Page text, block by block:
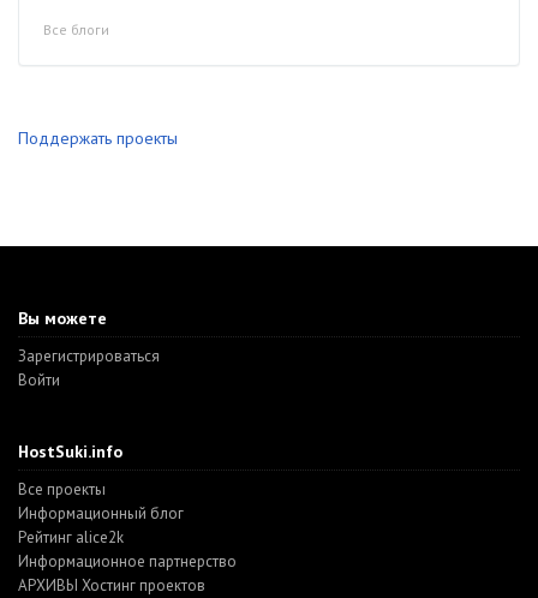
Все блоги
Поддержать проекты
Вы можете
Зарегистрироваться
Войти
HostSuki.info
Все проекты
Информационный блог
Рейтинг alice2k
Информационное партнерство
АРХИВЫ Хостинг проектов